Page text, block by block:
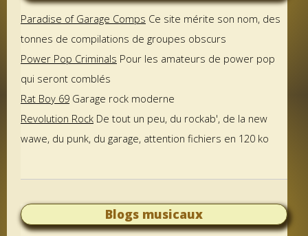
Paradise of Garage Comps Ce site mérite son nom, des
tonnes de compilations de groupes obscurs
Power Pop Criminals Pour les amateurs de power pop
qui seront comblés
Rat Boy 69 Garage rock moderne
Revolution Rock De tout un peu, du rockab', de la new
wawe, du punk, du garage, attention fichiers en 120 ko
Blogs musicaux